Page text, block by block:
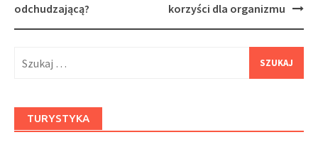
odchudzającą?
korzyści dla organizmu
TURYSTYKA